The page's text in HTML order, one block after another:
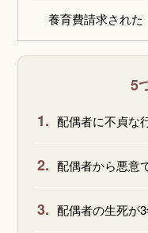
養育費請求された
5
1. 配偶者に不貞な
2. 配偶者から悪意
3. 配偶者の生死が